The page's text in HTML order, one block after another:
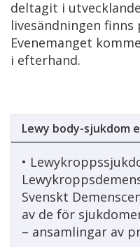
deltagit i
livesändningen finns
Evenemanget
i efterhand.
Lewy body-sjukdom
•
Svenskt
av de för
– ansamlingar av